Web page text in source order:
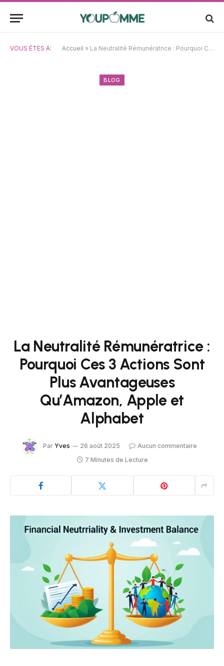
VOUS ÊTES À: Accueil » La Neutralité Rémunératrice : Pourquoi Ces 3 Actions Sont Plus Avantageuses Qu’Amazon, Apple et Alphabet
BLOG
La Neutralité Rémunératrice :
Pourquoi Ces 3 Actions Sont
Plus Avantageuses
Qu’Amazon, Apple et
Alphabet
Par Yves 26 août 2025
Aucun commentaire
7 Minutes de Lecture